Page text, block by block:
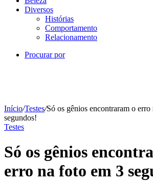
Diversos
Histórias
Comportamento
Relacionamento
Procurar por
Início/Testes/Só os gênios encontraram o
segundos!
Testes
Só os gênios
erro na foto em 3